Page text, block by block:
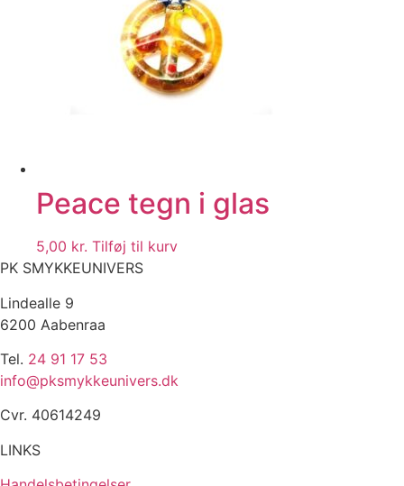
Peace tegn i glas
5,00 kr. Tilføj til kurv
PK SMYKKEUNIVERS
Lindealle 9
6200 Aabenraa
Tel. 24 91 17 53
info@pksmykkeunivers.dk
Cvr. 40614249
LINKS